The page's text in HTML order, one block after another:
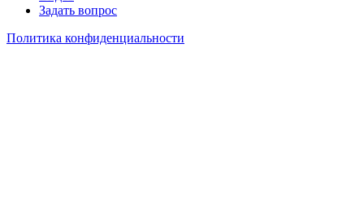
Задать вопрос
Политика конфиденциальности